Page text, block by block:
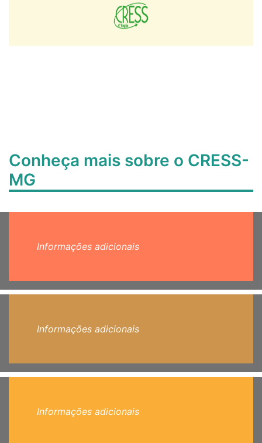
Conheça mais sobre o CRESS-
MG
Informações adicionais
Informações adicionais
Informações adicionais